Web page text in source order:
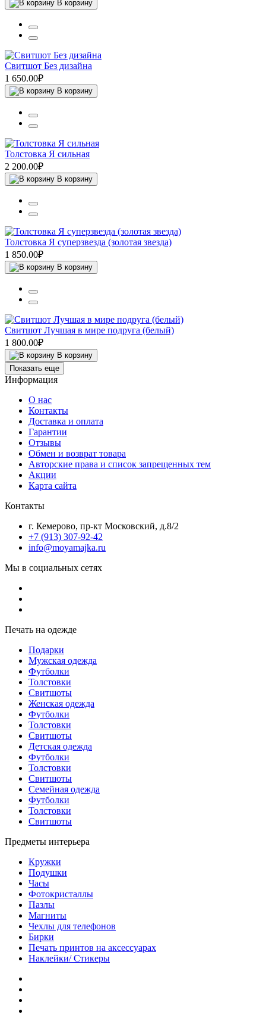
В корзину
Свитшот Без дизайна
1 650.00₽
В корзину
Толстовка Я сильная
2 200.00₽
В корзину
Толстовка Я суперзвезда (золотая звезда)
1 850.00₽
В корзину
Свитшот Лучшая в мире подруга (белый)
1 800.00₽
В корзину
Показать еще
Информация
О нас
Контакты
Доставка и оплата
Гарантии
Отзывы
Обмен и возврат товара
Авторские права и список запрещенных тем
Акции
Карта сайта
Контакты
г. Кемерово, пр-кт Московский, д.8/2
+7 (913) 307-92-42
info@moyamajka.ru
Мы в социальных сетях
Печать на одежде
Подарки
Мужская одежда
Футболки
Толстовки
Свитшоты
Женская одежда
Футболки
Толстовки
Свитшоты
Детская одежда
Футболки
Толстовки
Свитшоты
Семейная одежда
Футболки
Толстовки
Свитшоты
Предметы интерьера
Кружки
Подушки
Часы
Фотокристаллы
Пазлы
Магниты
Чехлы для телефонов
Бирки
Печать принтов на аксессуарах
Наклейки/ Стикеры